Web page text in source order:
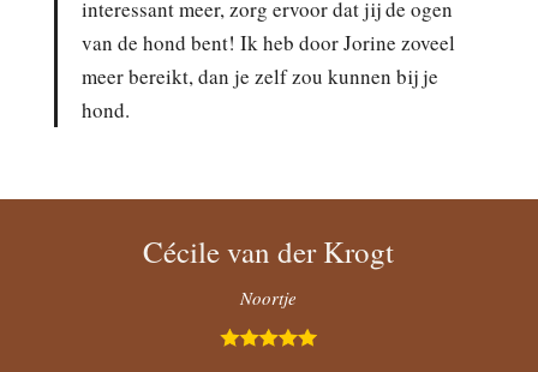
interessant meer, zorg ervoor dat jij de ogen
van de hond bent! Ik heb door Jorine zoveel
meer bereikt, dan je zelf zou kunnen bij je
hond.
Cécile van der Krogt
Noortje